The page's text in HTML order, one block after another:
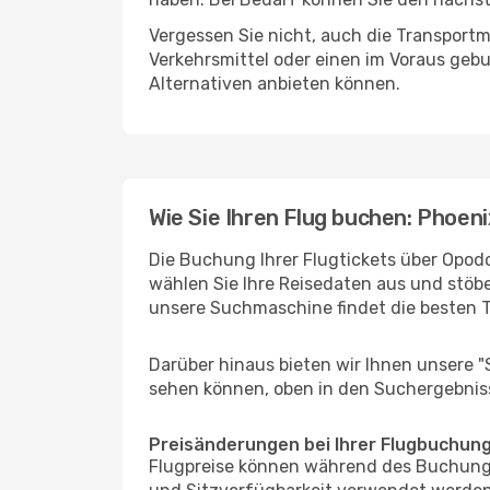
Vergessen Sie nicht, auch die
Verkehrsmittel oder einen im Voraus
Alternativen anbieten können.
Wie Sie Ihren Flug buchen:
Die Buchung Ihrer Flugtickets über
wählen Sie Ihre Reisedaten aus und
unsere Suchmaschine findet die besten
Darüber hinaus bieten wir Ihnen unsere
sehen können, oben in den
Preisänderungen bei Ihrer
Flugpreise können während des